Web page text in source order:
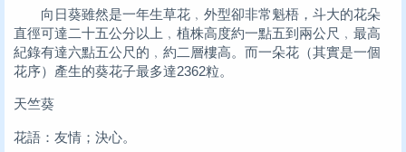
向日葵雖然是一年生草花﹐外型卻非常魁梧，斗大的花朵
直徑可達二十五公分以上﹐植株高度約一點五到兩公尺﹐最高
紀錄有達六點五公尺的﹐約二層樓高。而一朵花（其實是一個
花序）產生的葵花子最多達2362粒。
天竺葵
花語：友情；決心。